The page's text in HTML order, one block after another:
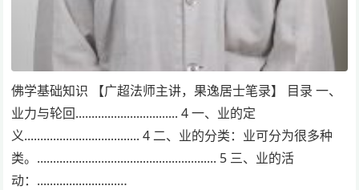
佛学基础知识 【广超法师主讲，果逸居士笔录】 目录 一、
业力与轮回................................ 4 一、业的定
义.................................... 4 二、业的分类：业可分为很多种
类。........................................................ 5 三、业的活
动：.........................…